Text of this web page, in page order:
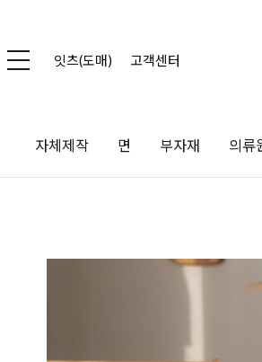
잇츠(도매) 고객센터
자체제작 면 부자재 의류